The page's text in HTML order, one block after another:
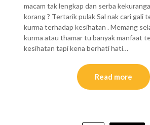
macam tak lengkap dan serba
korang ? Tertarik pulak Sal nak cari gali
kurma terhadap kesihatan . Memang
kurma atau thamar tu banyak manfaat
kesihatan tapi kena berhati hati…
Read more